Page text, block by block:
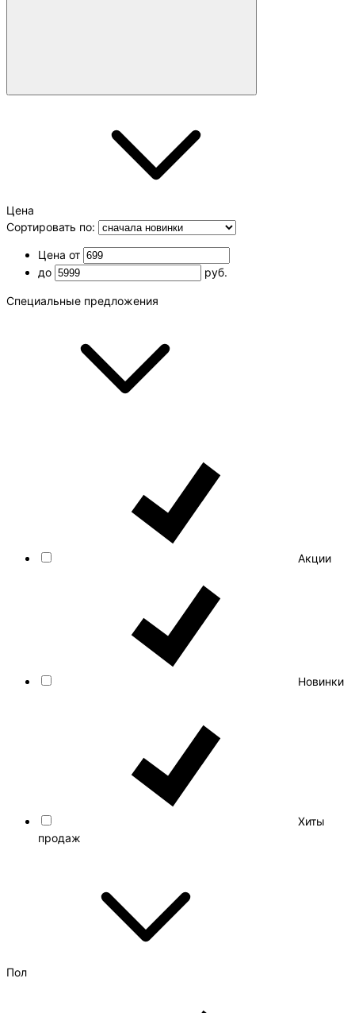
Цена
Сортировать по:
Цена от
до
руб.
Специальные предложения
Акции
Новинки
Хиты
продаж
Пол